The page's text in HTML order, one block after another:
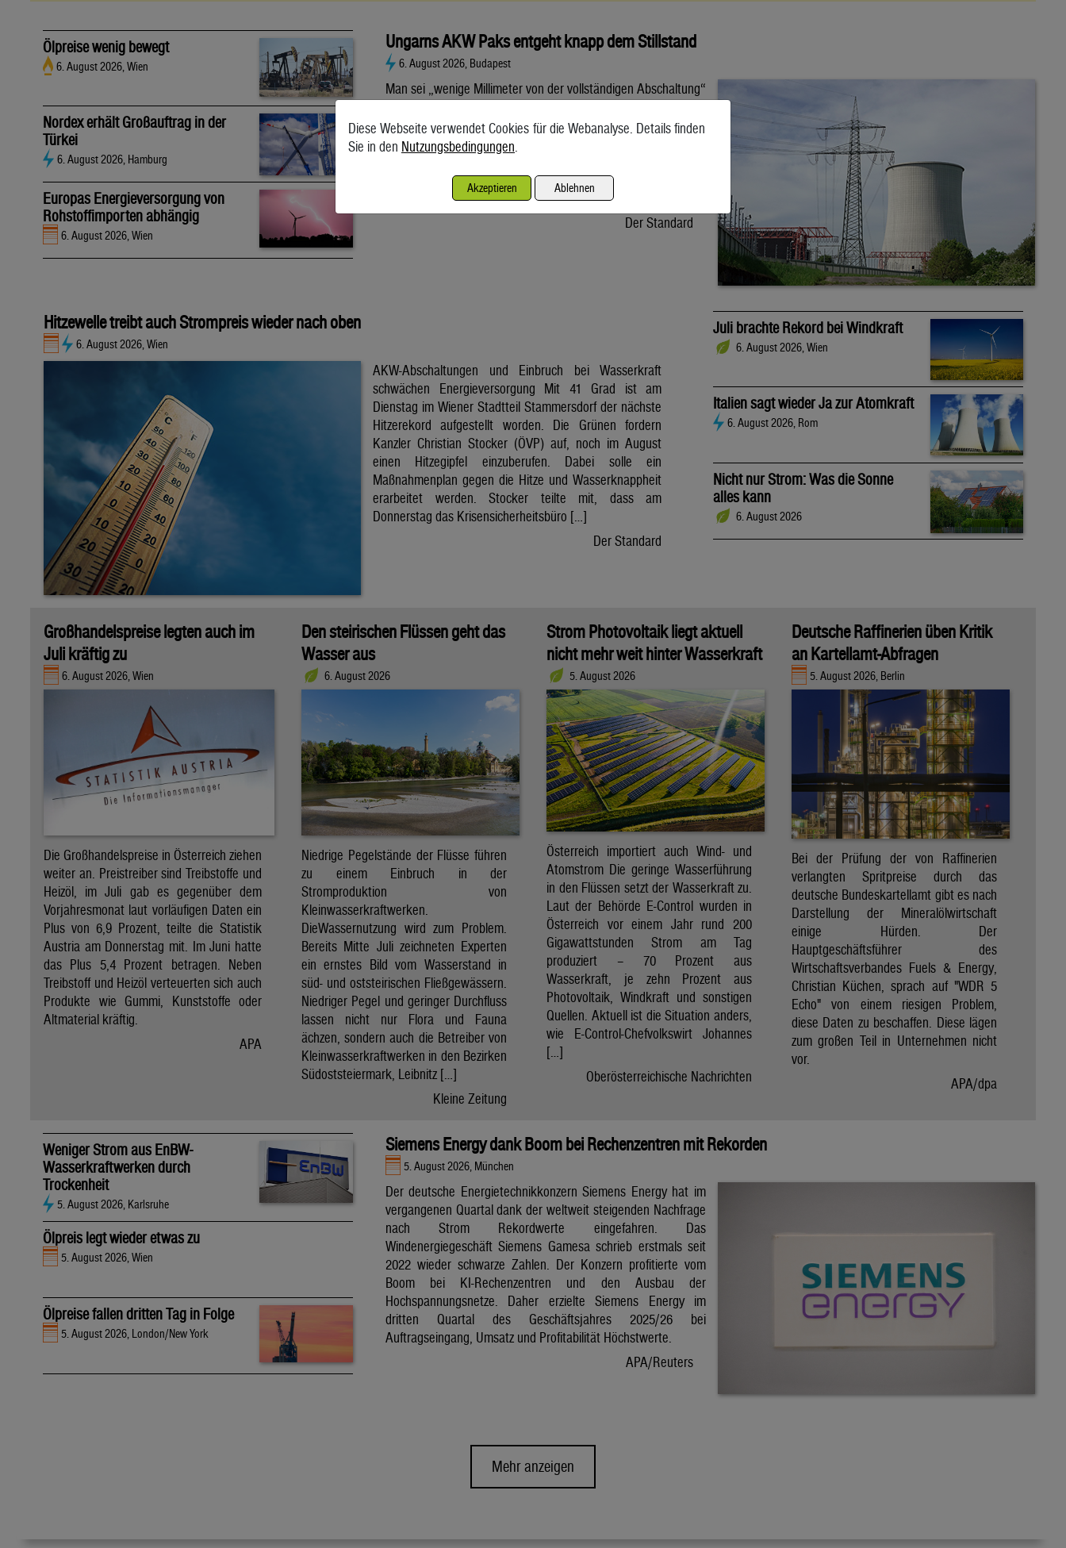
Ölpreise wenig bewegt
6. August 2026, Wien
Nordex erhält Großauftrag in der
Türkei
6. August 2026, Hamburg
Europas Energieversorgung von
Rohstoffimporten abhängig
6. August 2026, Wien
Ungarns AKW Paks entgeht knapp dem Stillstand
6. August 2026, Budapest
Man sei „wenige Millimeter von der vollständigen Abschaltung“
bleibt aber nach wie vor kritisch. Ein Drittel des ungarischen
Stroms kommt aus dem Kraftwerk. Der Anblick am
Strom noch nie“, sagt Gyuri, der Taxifahrer. Während sein E-
Auto den Budaer Donaukai entlanggleitet, […]
Der Standard
Hitzewelle treibt auch Strompreis wieder nach oben
6. August 2026, Wien
AKW-Abschaltungen und Einbruch bei Wasserkraft
schwächen Energieversorgung Mit 41 Grad ist am
Dienstag im Wiener Stadtteil Stammersdorf der nächste
Hitzerekord aufgestellt worden. Die Grünen fordern
Kanzler Christian Stocker (ÖVP) auf, noch im August
einen Hitzegipfel einzuberufen. Dabei solle ein
Maßnahmenplan gegen die Hitze und Wasserknappheit
erarbeitet werden. Stocker teilte mit, dass am
Donnerstag das Krisensicherheitsbüro […]
Der Standard
Juli brachte Rekord bei Windkraft
6. August 2026, Wien
Italien sagt wieder Ja zur Atomkraft
6. August 2026, Rom
Nicht nur Strom: Was die Sonne
alles kann
6. August 2026
Großhandelspreise legten auch im
Juli kräftig zu
6. August 2026, Wien
Die Großhandelspreise in Österreich ziehen
weiter an. Preistreiber sind Treibstoffe und
Heizöl, im Juli gab es gegenüber dem
Vorjahresmonat laut vorläufigen Daten ein
Plus von 6,9 Prozent, teilte die Statistik
Austria am Donnerstag mit. Im Juni hatte
das Plus 5,4 Prozent betragen. Neben
Treibstoff und Heizöl verteuerten sich auch
Produkte wie Gummi, Kunststoffe oder
Altmaterial kräftig.
APA
Den steirischen Flüssen geht das
Wasser aus
6. August 2026
Niedrige Pegelstände der Flüsse führen
zu einem Einbruch in der
Stromproduktion von
Kleinwasserkraftwerken.
DieWassernutzung wird zum Problem.
Bereits Mitte Juli zeichneten Experten
ein ernstes Bild vom Wasserstand in
süd- und oststeirischen Fließgewässern.
Niedriger Pegel und geringer Durchfluss
lassen nicht nur Flora und Fauna
ächzen, sondern auch die Betreiber von
Kleinwasserkraftwerken in den Bezirken
Südoststeiermark, Leibnitz […]
Kleine Zeitung
Strom Photovoltaik liegt aktuell
nicht mehr weit hinter Wasserkraft
5. August 2026
Österreich importiert auch Wind- und
Atomstrom Die geringe Wasserführung
in den Flüssen setzt der Wasserkraft zu.
Laut der Behörde E-Control wurden in
Österreich vor einem Jahr rund 200
Gigawattstunden Strom am Tag
produziert – 70 Prozent aus
Wasserkraft, je zehn Prozent aus
Photovoltaik, Windkraft und sonstigen
Quellen. Aktuell ist die Situation anders,
wie E-Control-Chefvolkswirt Johannes
[…]
Oberösterreichische Nachrichten
Deutsche Raffinerien üben Kritik
an Kartellamt-Abfragen
5. August 2026, Berlin
Bei der Prüfung der von Raffinerien
verlangten Spritpreise durch das
deutsche Bundeskartellamt gibt es nach
Darstellung der Mineralölwirtschaft
einige Hürden. Der
Hauptgeschäftsführer des
Wirtschaftsverbandes Fuels & Energy,
Christian Küchen, sprach auf "WDR 5
Echo" von einem riesigen Problem,
diese Daten zu beschaffen. Diese lägen
zum großen Teil in Unternehmen nicht
vor.
APA/dpa
Weniger Strom aus EnBW-
Wasserkraftwerken durch
Trockenheit
5. August 2026, Karlsruhe
Ölpreis legt wieder etwas zu
5. August 2026, Wien
Ölpreise fallen dritten Tag in Folge
5. August 2026, London/New York
Siemens Energy dank Boom bei Rechenzentren mit Rekorden
5. August 2026, München
Der deutsche Energietechnikkonzern Siemens Energy hat im
vergangenen Quartal dank der weltweit steigenden Nachfrage
nach Strom Rekordwerte eingefahren. Das
Windenergiegeschäft Siemens Gamesa schrieb erstmals seit
2022 wieder schwarze Zahlen. Der Konzern profitierte vom
Boom bei KI-Rechenzentren und den Ausbau der
Hochspannungsnetze. Daher erzielte Siemens Energy im
dritten Quartal des Geschäftsjahres 2025/26 bei
Auftragseingang, Umsatz und Profitabilität Höchstwerte.
APA/Reuters
Mehr anzeigen
Diese Webseite verwendet Cookies für die Webanalyse. Details finden
Sie in den Nutzungsbedingungen
Akzeptieren Ablehnen